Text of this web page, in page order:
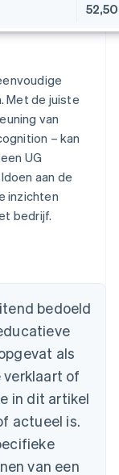
Met de juiste
van
– kan
UG
aan de
inzichten
bedrijf.
bedoeld
als
of
in dit artikel
actueel is.
van een